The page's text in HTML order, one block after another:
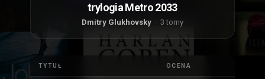
trylogia Metro 2033
Dmitry Glukhovsky · 3 tomy
TYTUŁ OCENA